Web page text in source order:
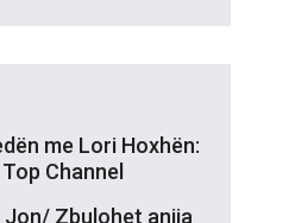
me Lori Hoxhën:
Channel
Zbulohet anija